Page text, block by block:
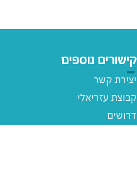
קישורים נוספים
יצירת קשר
קבוצת עזריאלי
דרושים